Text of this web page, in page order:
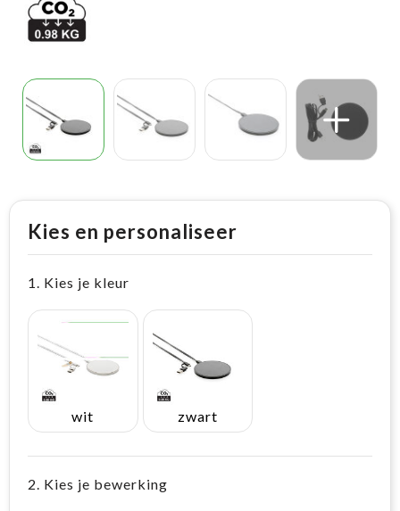
Kies en personaliseer
1. Kies je kleur
wit zwart
2. Kies je bewerking